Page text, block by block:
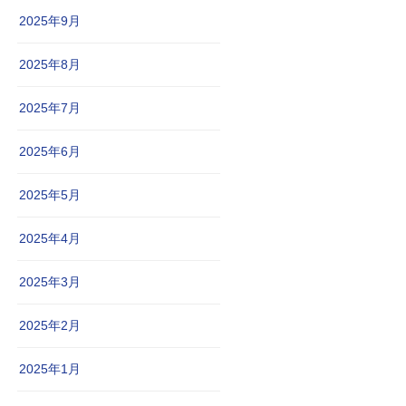
2025年9月
2025年8月
2025年7月
2025年6月
2025年5月
2025年4月
2025年3月
2025年2月
2025年1月